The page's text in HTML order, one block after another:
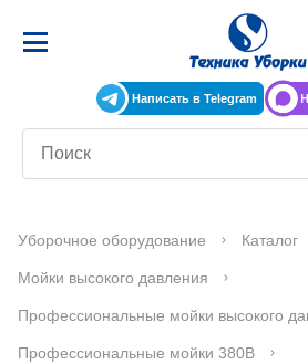
Написать в Telegram
Уборочное оборудование Каталог
Мойки высокого давления
Профессиональные мойки высокого
Профессиональные мойки 380В